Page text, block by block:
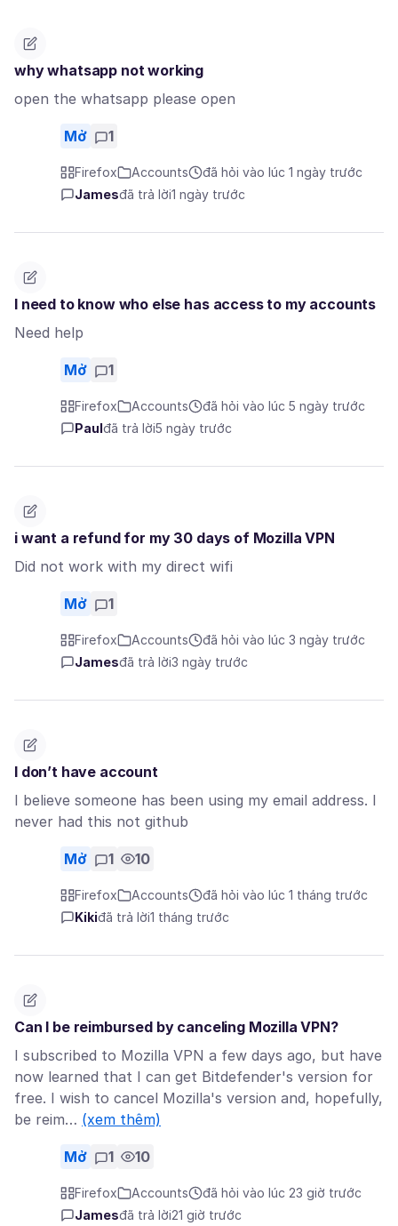
why whatsapp not working
open the whatsapp please open
Mở 1
Firefox Accounts
đã hỏi vào lúc 1 ngày trước
Jamesđã trả lời1 ngày trước
I need to know who else has access to my accounts
Need help
Mở 1
Firefox Accounts
đã hỏi vào lúc 5 ngày trước
Paul đã trả lời5 ngày trước
i want a refund for my 30 days of Mozilla VPN
Did not work with my direct wifi
Mở 1
Firefox Accounts
đã hỏi vào lúc 3 ngày trước
Jamesđã trả lời3 ngày trước
I don’t have account
I believe someone has been using my email address. I
never had this not github
Mở 1 10
Firefox Accounts
đã hỏi vào lúc 1 tháng trước
Kikiđã trả lời1 tháng trước
Can I be reimbursed by canceling Mozilla VPN?
I subscribed to Mozilla VPN a few days ago, but have
now learned that I can get Bitdefender's version for
free. I wish to cancel Mozilla's version and, hopefully,
be reim… (xem thêm)
Mở 1 10
Firefox Accounts
đã hỏi vào lúc 23 giờ trước
Jamesđã trả lời21 giờ trước